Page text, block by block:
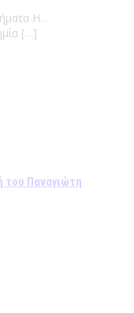
Η…
[…]
του Παναγιώτη